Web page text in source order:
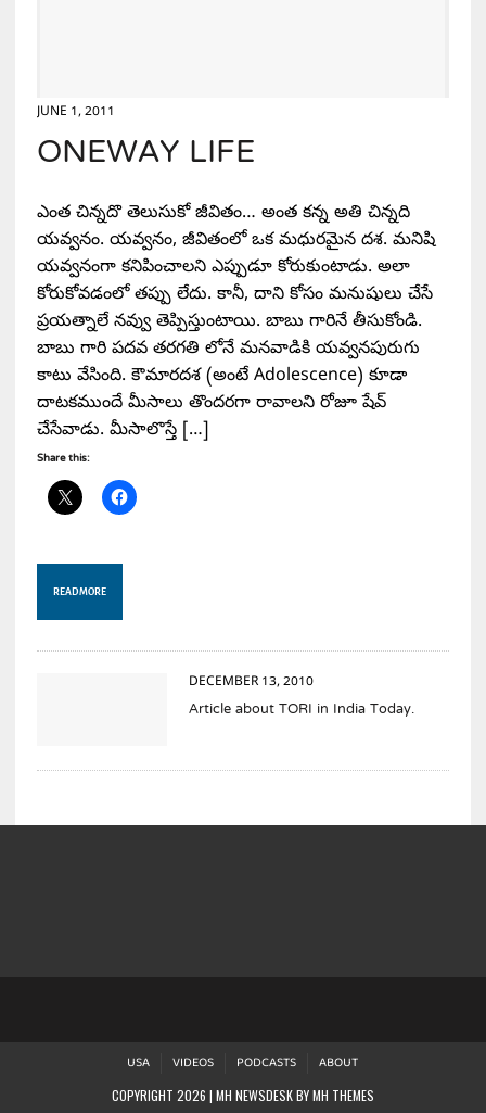
JUNE 1, 2011
ONEWAY LIFE
ఎంత చిన్నదొ తెలుసుకో జీవితం… అంత కన్న అతి చిన్నది
యవ్వనం. యవ్వనం, జీవితంలో ఒక మధురమైన దశ. మనిషి
యవ్వనంగా కనిపించాలని ఎప్పుడూ కోరుకుంటాడు. అలా
కోరుకోవడంలో తప్పు లేదు. కానీ, దాని కోసం మనుషులు చేసే
ప్రయత్నాలే నవ్వు తెప్పిస్తుంటాయి. బాబు గారినే తీసుకోండి.
బాబు గారి పదవ తరగతి లోనే మనవాడికి యవ్వనపురుగు
కాటు వేసింది. కౌమారదశ (అంటే Adolescence) కూడా
దాటకముందే మీసాలు తొందరగా రావాలని రోజూ షేవ్
చేసేవాడు. మీసాలొస్తే […]
Share this:
READ MORE
DECEMBER 13, 2010
Article about TORI in India Today.
USA VIDEOS PODCASTS ABOUT
COPYRIGHT 2026 | MH NEWSDESK BYMH THEMES